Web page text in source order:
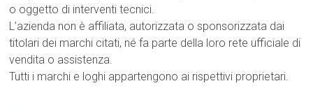
o oggetto di interventi tecnici.
L’azienda non è affiliata, autorizzata o sponsorizzata dai
titolari dei marchi citati, né fa parte della loro rete ufficiale di
vendita o assistenza.
Tutti i marchi e loghi appartengono ai rispettivi proprietari.